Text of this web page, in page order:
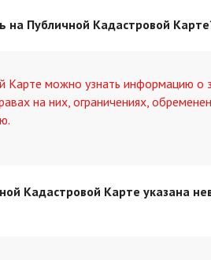
на Публичной Кадастровой
можно узнать информацию о
на них, ограничениях,
Кадастровой Карте указана